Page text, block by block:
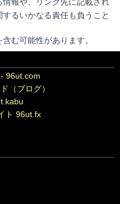
るいかなる責任も負うこと
む可能性があります。
96ut.com
（ブログ）
ト 96ut.fx